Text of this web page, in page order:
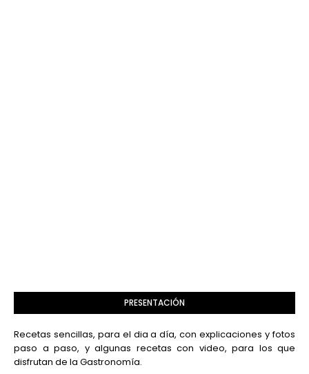
PRESENTACIÓN
Recetas sencillas, para el dia a día, con explicaciones y fotos
paso a paso, y algunas recetas con video, para los que
disfrutan de la Gastronomía.